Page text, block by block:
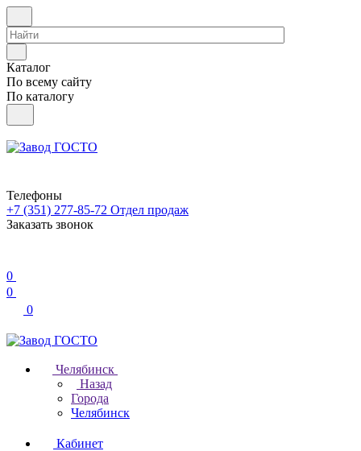
Каталог
По всему сайту
По каталогу
Телефоны
+7 (351) 277-85-72 Отдел продаж
Заказать звонок
0
0
0
Челябинск
Назад
Города
Челябинск
Кабинет